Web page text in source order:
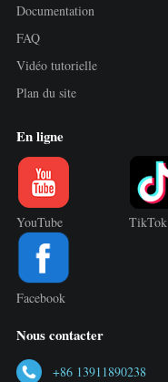
Documentation
FAQ
Vidéo tutorielle
Plan du site
En ligne
YouTube TikTok
Facebook
Nous contacter
+86 13911890238